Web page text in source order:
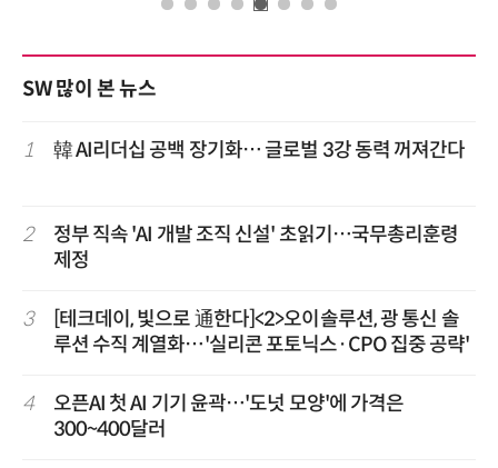
SW 많이 본 뉴스
1 韓 AI리더십 공백 장기화… 글로벌 3강 동력 꺼져간다
2
정부 직속 'AI 개발 조직 신설' 초읽기…국무총리훈령
제정
3
[테크데이, 빛으로 通한다]<2>오이솔루션, 광 통신 솔
루션 수직 계열화…'실리콘 포토닉스·CPO 집중 공략'
4
오픈AI 첫 AI 기기 윤곽…'도넛 모양'에 가격은
300~400달러